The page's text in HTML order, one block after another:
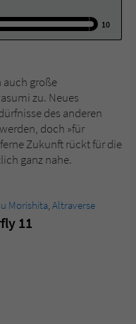
10
große
zu. Neues
des anderen
doch »für
Zukunft rückt für die
ganz nahe.
Morishita,Altraverse
11
einzelner Buchtitel
GmbH & Co. KG